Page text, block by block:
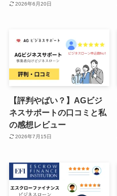
2026年6月20日
【評判やばい？】AGビジ
ネスサポートの口コミと私
の感想レビュー
2026年7月15日